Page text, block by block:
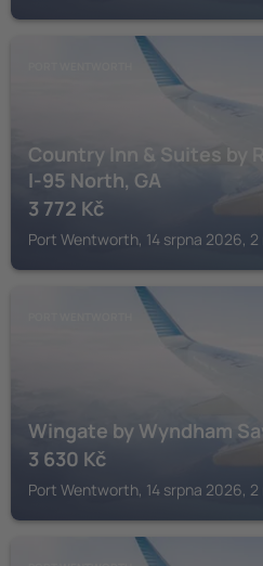
Country Inn & Suites by
I-95 North, GA
3 772 Kč
Port Wentworth, 14 srpna 2026, 2
Wingate by Wyndham
3 630 Kč
Port Wentworth, 14 srpna 2026, 2